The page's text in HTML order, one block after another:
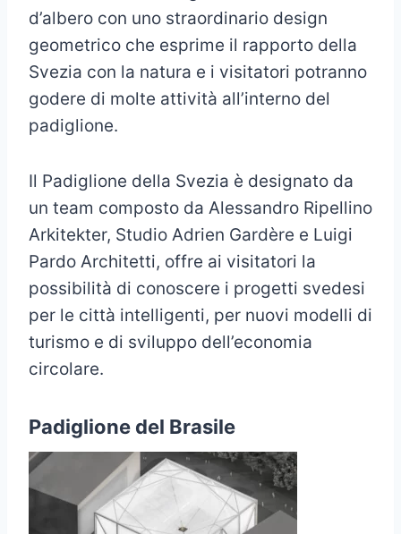
d’albero con uno straordinario design
geometrico che esprime il rapporto della
Svezia con la natura e i visitatori potranno
godere di molte attività all’interno del
padiglione.
Il Padiglione della Svezia è designato da
un team composto da Alessandro Ripellino
Arkitekter, Studio Adrien Gardère e Luigi
Pardo Architetti, offre ai visitatori la
possibilità di conoscere i progetti svedesi
per le città intelligenti, per nuovi modelli di
turismo e di sviluppo dell’economia
circolare.
Padiglione del Brasile